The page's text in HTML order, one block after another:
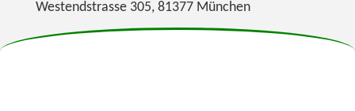
Westendstrasse 305, 81377 München